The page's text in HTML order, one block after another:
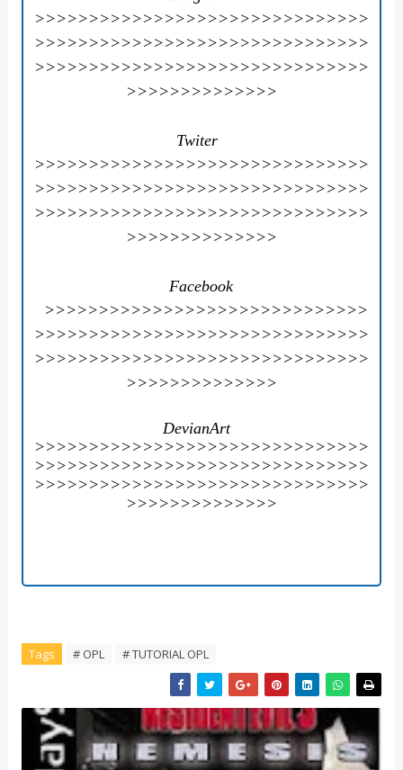
>>>>>>>>>>>>>>>>>>>>>>>>>>>>>>>
>>>>>>>>>>>>>>>>>>>>>>>>>>>>>>>
>>>>>>>>>>>>>>>>>>>>>>>>>>>>>>>
>>>>>>>>>>>>>>
Twiter
>>>>>>>>>>>>>>>>>>>>>>>>>>>>>>>
>>>>>>>>>>>>>>>>>>>>>>>>>>>>>>>
>>>>>>>>>>>>>>>>>>>>>>>>>>>>>>>
>>>>>>>>>>>>>>
Facebook
>>>>>>>>>>>>>>>>>>>>>>>>>>>>>>
>>>>>>>>>>>>>>>>>>>>>>>>>>>>>>>
>>>>>>>>>>>>>>>>>>>>>>>>>>>>>>>
>>>>>>>>>>>>>>
DevianArt
>>>>>>>>>>>>>>>>>>>>>>>>>>>>>>>
>>>>>>>>>>>>>>>>>>>>>>>>>>>>>>>
>>>>>>>>>>>>>>>>>>>>>>>>>>>>>>>
>>>>>>>>>>>>>>
Tags # OPL # TUTORIAL OPL